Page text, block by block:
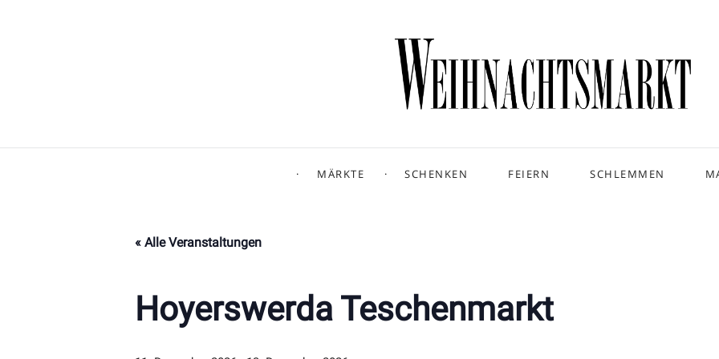
MÄRKTE SCHENKEN FEIERN SCHLEMMEN
« Alle Veranstaltungen
Hoyerswerda Teschenmarkt